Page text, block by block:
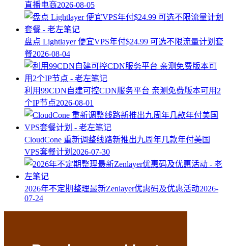
直播电商2026-08-05
盘点 Lightlayer 便宜VPS年付$24.99 可选不限流量计划套
餐2026-08-04
利用99CDN自建可控CDN服务平台 亲测免费版本可用2
个IP节点2026-08-01
CloudCone 重新调整线路新推出九周年几款年付美国
VPS套餐计划 2026-07-30
2026年不定期整理最新Zenlayer优惠码及优惠活动2026-
07-24